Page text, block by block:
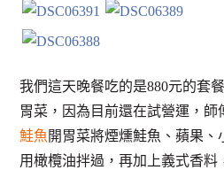
我們這天晚餐吃的是880元的套
胃菜，因為目前還在試營運，師
鮭魚 開胃菜將煙燻鮭魚、蘋果
用橄欖油拌過，再加上義式香料